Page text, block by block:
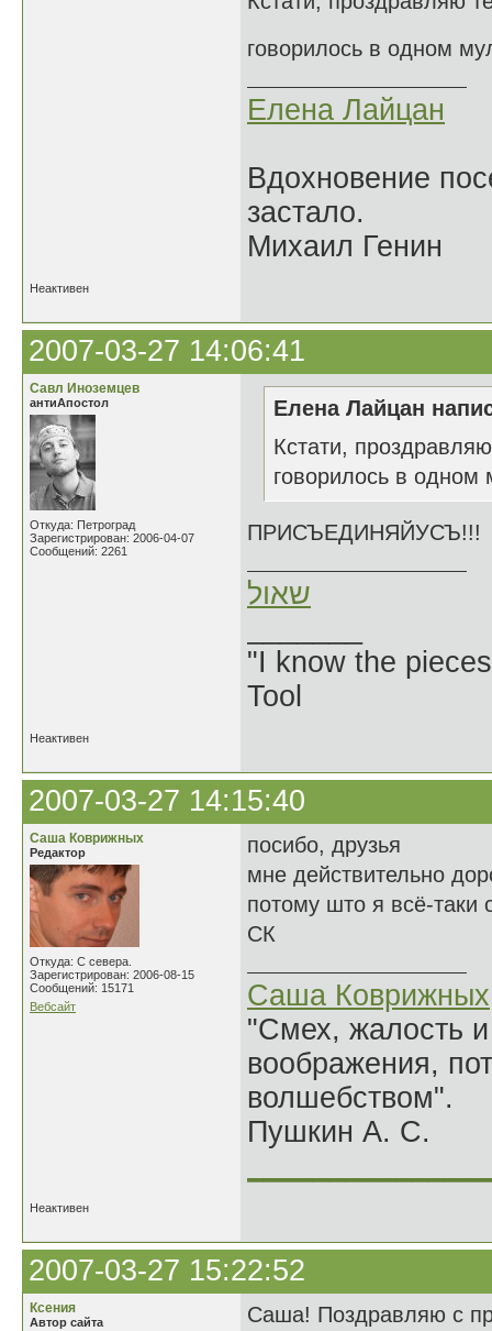
говорилось в одном
Елена Лайцан
Вдохновение
застало.
Михаил Генин
Неактивен
2007-03-27 14:06:41
Савл Иноземцев
антиАпостол
Откуда: Петроград
Зарегистрирован: 2006-04-07
Сообщений: 2261
Елена Лайцан
Кстати,
говорилось в
ПРИСЪЕДИНЯЙУСЪ!!!
שאול
"I know the
Tool
Неактивен
2007-03-27 14:15:40
Саша Коврижных
Редактор
Откуда: С севера.
Зарегистрирован: 2006-08-15
Сообщений: 15171
Вебсайт
посибо, друзья
мне действительно
потому што я всё-таки
СК
Саша Коврижных
"Смех, жалость
воображения,
волшебством".
Пушкин А. С.
Неактивен
2007-03-27 15:22:52
Ксения
Автор сайта
Саша! Поздравляю с